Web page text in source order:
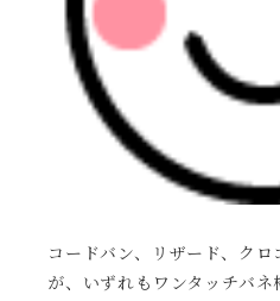
コードバン、リザード、ク
が、いずれもワンタッチバ